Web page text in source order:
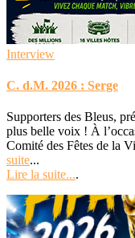
Interview
C. d.M. 2026 : Serge
Supporters des Bleus,
plus belle voix ! À
Comité des Fêtes de la
suite...
Lire la suite....